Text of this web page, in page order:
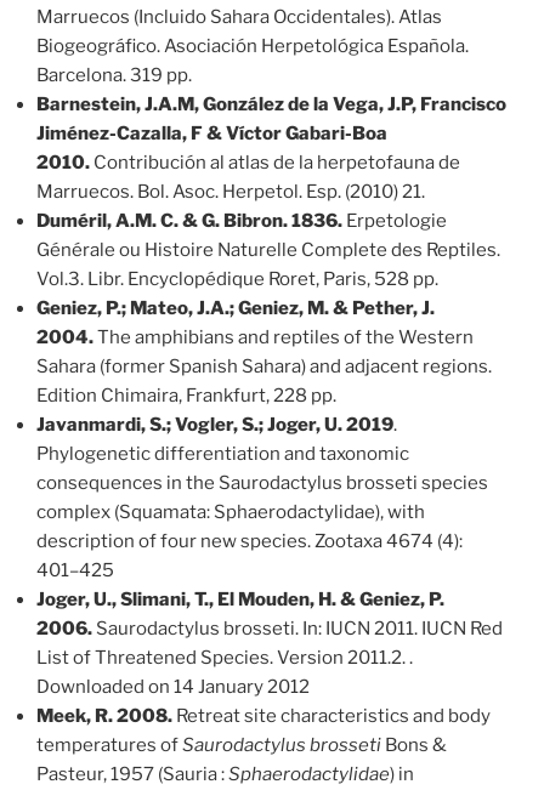
Marruecos (Incluido Sahara Occidentales). Atlas
Biogeográfico. Asociación Herpetológica Española.
Barcelona. 319 pp.
Barnestein, J.A.M, González de la Vega, J.P, Francisco
Jiménez-Cazalla, F & Víctor Gabari-Boa
2010. Contribución al atlas de la herpetofauna de
Marruecos. Bol. Asoc. Herpetol. Esp. (2010) 21.
Duméril, A.M. C. & G. Bibron. 1836. Erpetologie
Générale ou Histoire Naturelle Complete des Reptiles.
Vol.3. Libr. Encyclopédique Roret, Paris, 528 pp.
Geniez, P.; Mateo, J.A.; Geniez, M. & Pether, J.
2004.The amphibians and reptiles of the Western
Sahara (former Spanish Sahara) and adjacent regions.
Edition Chimaira, Frankfurt, 228 pp.
Javanmardi, S.; Vogler, S.; Joger, U. 2019.
Phylogenetic differentiation and taxonomic
consequences in the Saurodactylus brosseti species
complex (Squamata: Sphaerodactylidae), with
description of four new species. Zootaxa 4674 (4):
401–425
Joger, U., Slimani, T., El Mouden, H. & Geniez, P.
2006. Saurodactylus brosseti. In: IUCN 2011. IUCN Red
List of Threatened Species. Version 2011.2. .
Downloaded on 14 January 2012
Meek, R. 2008. Retreat site characteristics and body
temperatures ofSaurodactylus brosseti Bons &
Pasteur, 1957 (Sauria :Sphaerodactylidae) in